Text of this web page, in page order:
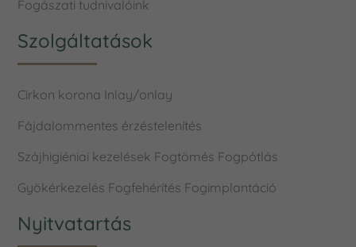
Fogászati tudnivalóink
Szolgáltatások
Cirkon korona Inlay/onlay
Fájdalommentes érzéstelenítés
Szájhigiéniai kezelések Fogtömés Fogpótlás
Gyökérkezelés Fogfehérítés Fogimplantáció
Nyitvatartás